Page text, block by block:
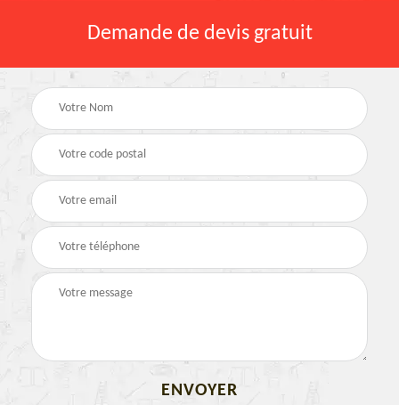
Demande de devis gratuit